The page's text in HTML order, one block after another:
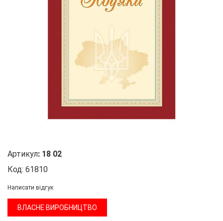
Артикул: 18 02
Код: 61810
Написати відгук
ВЛАСНЕ ВИРОБНИЦТВО